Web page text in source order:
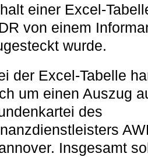
einer Excel-
von einem
wurde.
der Excel-Tabelle
um einen Auszug
des
Insgesamt